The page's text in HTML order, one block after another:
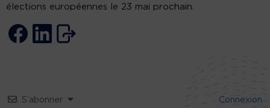
élections européennes le 23 mai prochain.
S’abonner Connexion